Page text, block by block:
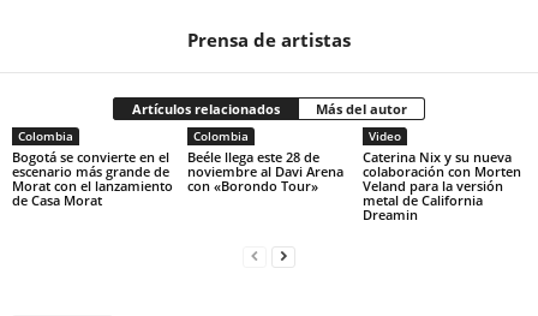
Prensa de artistas
Artículos relacionados Más del autor
Colombia
Bogotá se convierte en el
escenario más grande de
Morat con el lanzamiento
de Casa Morat
Colombia
Beéle llega este 28 de
noviembre al Davi Arena
con «Borondo Tour»
Video
Caterina Nix y su nueva
colaboración con Morten
Veland para la versión
metal de California
Dreamin